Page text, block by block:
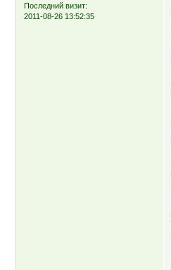
Последний визит:
2011-08-26 13:52:35